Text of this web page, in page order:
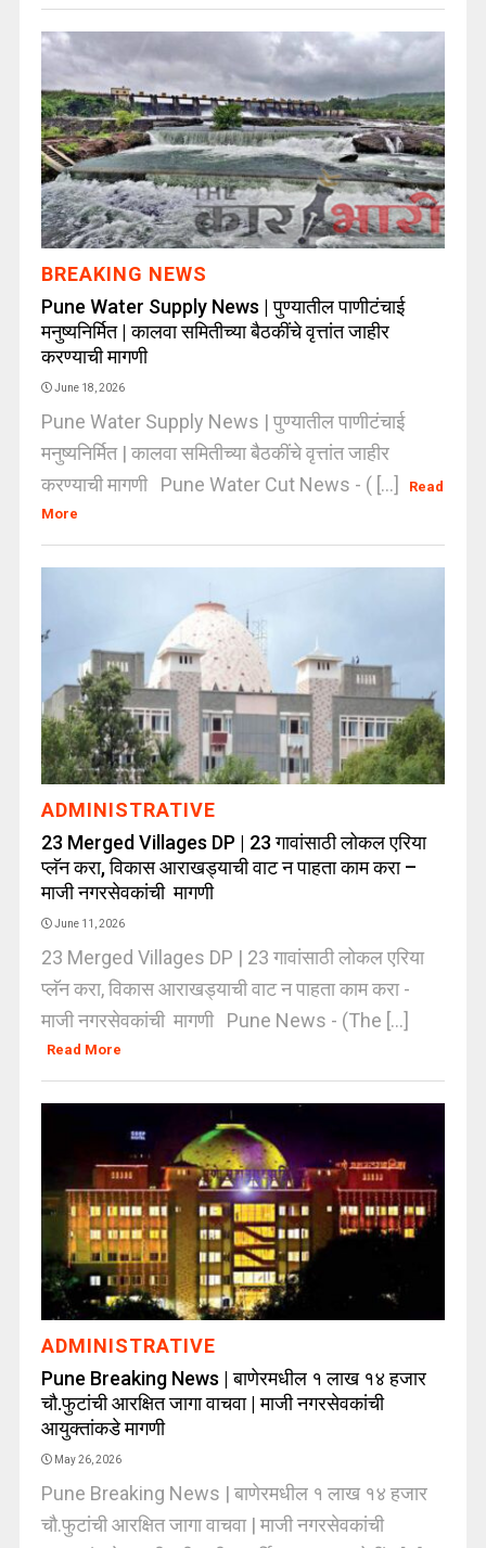
BREAKING NEWS
Pune Water Supply News | पुण्यातील पाणीटंचाई
मनुष्यनिर्मित | कालवा समितीच्या बैठकींचे वृत्तांत जाहीर
करण्याची मागणी
June 18, 2026
Pune Water Supply News | पुण्यातील पाणीटंचाई
मनुष्यनिर्मित | कालवा समितीच्या बैठकींचे वृत्तांत जाहीर
करण्याची मागणी Pune Water Cut News - ( [...]
Read
More
ADMINISTRATIVE
23 Merged Villages DP | 23 गावांसाठी लोकल एरिया
प्लॅन करा, विकास आराखड्याची वाट न पाहता काम करा –
माजी नगरसेवकांची मागणी
June 11, 2026
23 Merged Villages DP | 23 गावांसाठी लोकल एरिया
प्लॅन करा, विकास आराखड्याची वाट न पाहता काम करा -
माजी नगरसेवकांची मागणी Pune News - (The [...]
Read More
ADMINISTRATIVE
Pune Breaking News | बाणेरमधील १ लाख १४ हजार
चौ.फुटांची आरक्षित जागा वाचवा | माजी नगरसेवकांची
आयुक्तांकडे मागणी
May 26, 2026
Pune Breaking News | बाणेरमधील १ लाख १४ हजार
चौ.फुटांची आरक्षित जागा वाचवा | माजी नगरसेवकांची